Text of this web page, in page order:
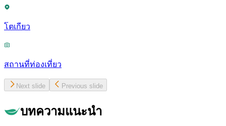
โตเกียว
สถานที่ท่องเที่ยว
Next slide Previous slide
บทความแนะนำ